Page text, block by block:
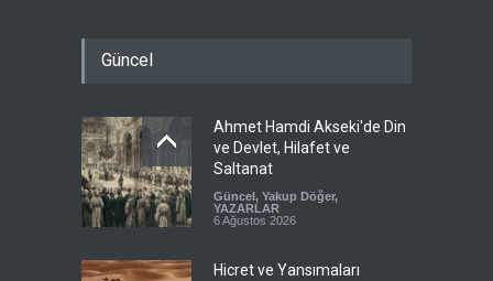
Güncel
Ahmet Hamdi Akseki'de Din
ve Devlet, Hilafet ve
Saltanat
Güncel , Yakup Döğer,
YAZARLAR
6 Ağustos 2026
Hicret ve Yansımaları